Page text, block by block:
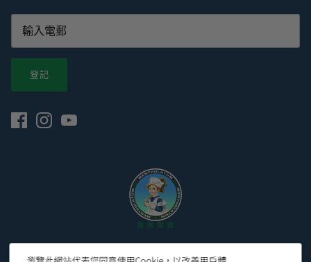
登記
© 2026Mentholatum Hong Kong 曼秀雷敦香港官網